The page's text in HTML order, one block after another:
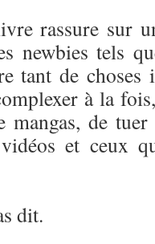
rassure sur
newbies tels
tant de choses
à la
de tuer
et ceux
dit.